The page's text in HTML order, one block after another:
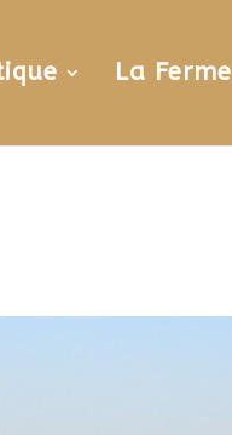
La Ferme